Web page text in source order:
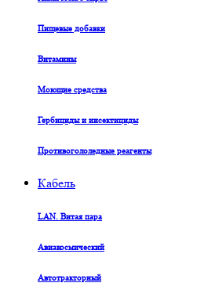
Пищевые добавки
Витамины
Моющие средства
Гербициды и инсектициды
Противогололедные реагенты
Кабель
LAN. Витая пара
Авиакосмический
Автотракторный